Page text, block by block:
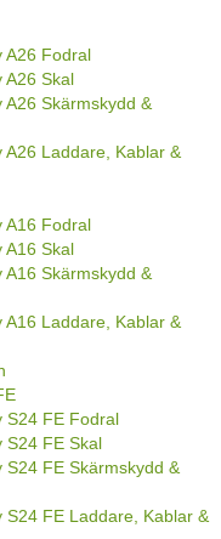
A26 Fodral
A26 Skal
A26 Skärmskydd &
A26 Laddare, Kablar &
A16 Fodral
A16 Skal
A16 Skärmskydd &
A16 Laddare, Kablar &
S24 FE Fodral
S24 FE Skal
S24 FE Skärmskydd &
S24 FE Laddare, Kablar &